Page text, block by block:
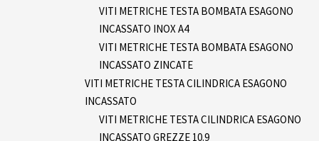
VITI METRICHE TESTA BOMBATA ESAGONO
INCASSATO INOX A4
VITI METRICHE TESTA BOMBATA ESAGONO
INCASSATO ZINCATE
VITI METRICHE TESTA CILINDRICA ESAGONO
INCASSATO
VITI METRICHE TESTA CILINDRICA ESAGONO
INCASSATO GREZZE 10.9